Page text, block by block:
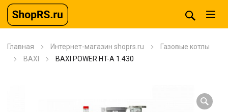
Главная Интернет-магазин shoprs.ru
Газовые котлы
BAXI
BAXI POWER HT-A 1.430